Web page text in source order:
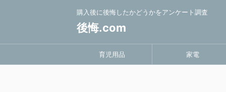
購入後に後悔したかどうかをアンケート調査
後悔.com
育児用品 家電